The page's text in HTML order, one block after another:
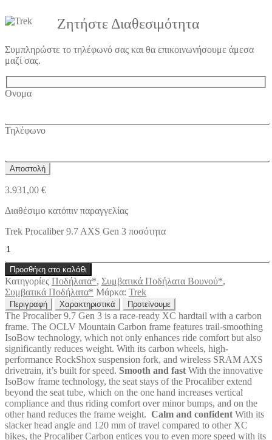
Ζητήστε Διαθεσιμότητα
Συμπληρώστε το τηλέφωνό σας και θα επικοινωνήσουμε άμεσα
μαζί σας.
Ονομα
Τηλέφωνο
3.931,00 €
Διαθέσιμο κατόπιν παραγγελίας
Trek Procaliber 9.7 AXS Gen 3 ποσότητα
Προσθήκη στο καλάθι
Κατηγορίες Ποδήλατα*, Συμβατικά Ποδήλατα Βουνού*,
Συμβατικά Ποδήλατα* Μάρκα: Trek
Περιγραφή Χαρακτηριστικά Προτείνουμε
The Procaliber 9.7 Gen 3 is a race-ready XC hardtail with a carbon
frame. The OCLV Mountain Carbon frame features trail-smoothing
IsoBow technology, which not only enhances ride comfort but also
significantly reduces weight. With its carbon wheels, high-
performance RockShox suspension fork, and wireless SRAM AXS
drivetrain, it’s built for speed. Smooth and fast With the innovative
IsoBow frame technology, the seat stays of the Procaliber extend
beyond the seat tube, which on the one hand increases vertical
compliance and thus riding comfort over minor bumps, and on the
other hand reduces the frame weight. Calm and confident With its
slacker head angle and 120 mm of travel compared to other XC
bikes, the Procaliber Carbon entices you to even more speed with its